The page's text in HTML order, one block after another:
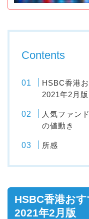
Contents
HSBC香港
2021年2月版
人気ファン
の値動き
所感
HSBC香港お
2021年2月版